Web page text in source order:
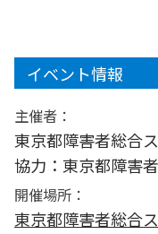
イベント情報
主催者：
東京都障害者総合
協力：東京都障害
開催場所：
東京都障害者総合